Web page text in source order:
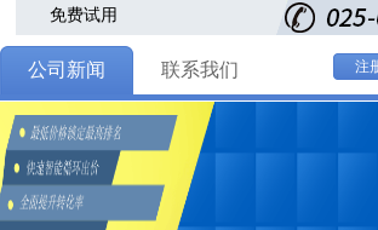
免费试用
公司新闻 联系我们 注